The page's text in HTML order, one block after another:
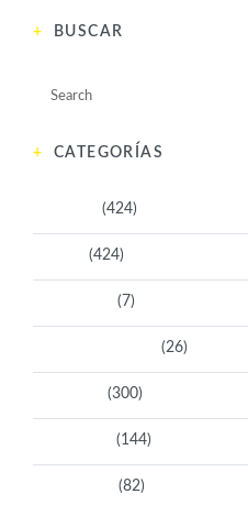
BUSCAR
CATEGORÍAS
(424)
(424)
(7)
(26)
(300)
(144)
(82)